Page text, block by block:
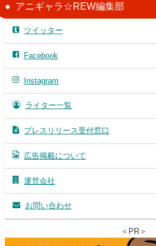
アニギャラ☆REW編集部
ツイッター
Facebook
Instagram
ライター一覧
プレスリリース受付窓口
広告掲載について
運営会社
お問い合わせ
＜PR＞